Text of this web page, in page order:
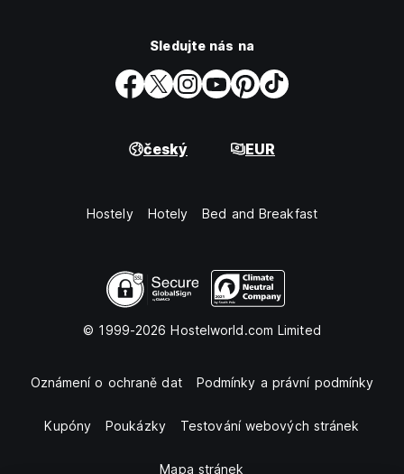
Sledujte nás na
český EUR
Hostely Hotely Bed and Breakfast
© 1999-2026 Hostelworld.com Limited
Oznámení o ochraně dat Podmínky a právní podmínky
Kupóny Poukázky Testování webových stránek
Mapa stránek